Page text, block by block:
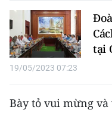
Media Chính trị
Media Kinh tế
Media Văn hóa
Media Xã hội
tại
19/05/2023 07:23
Bày tỏ vui mừng